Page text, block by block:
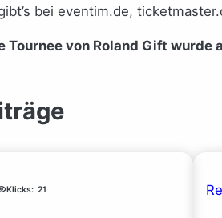
bei eventim.de,
Tournee von Roland Gift
Klicks: 21